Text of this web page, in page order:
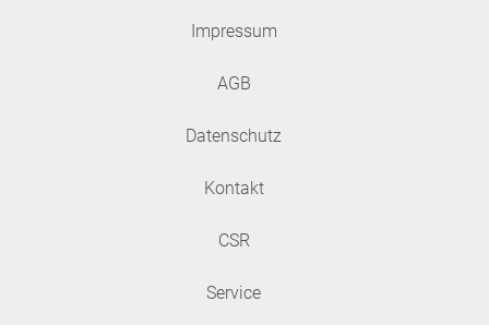
Impressum
AGB
Datenschutz
Kontakt
CSR
Service